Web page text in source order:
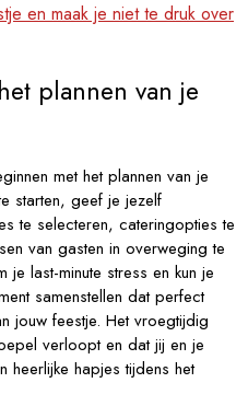
en maak je niet te druk over
plannen van je
met het plannen van je
starten, geef je jezelf
te selecteren, cateringopties te
van gasten in overweging te
last-minute stress en kun je
samenstellen dat perfect
jouw feestje. Het vroegtijdig
verloopt en dat jij en je
heerlijke hapjes tijdens het